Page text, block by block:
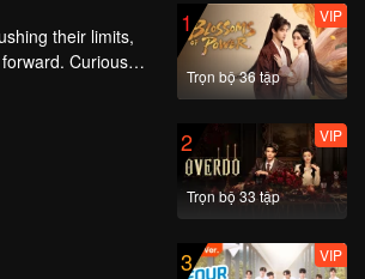
VIP
VIP
VIP
their limits,
Curious
1
Trọn bộ 36 tập
VIP
2
Trọn bộ 33 tập
VIP
3 VIP